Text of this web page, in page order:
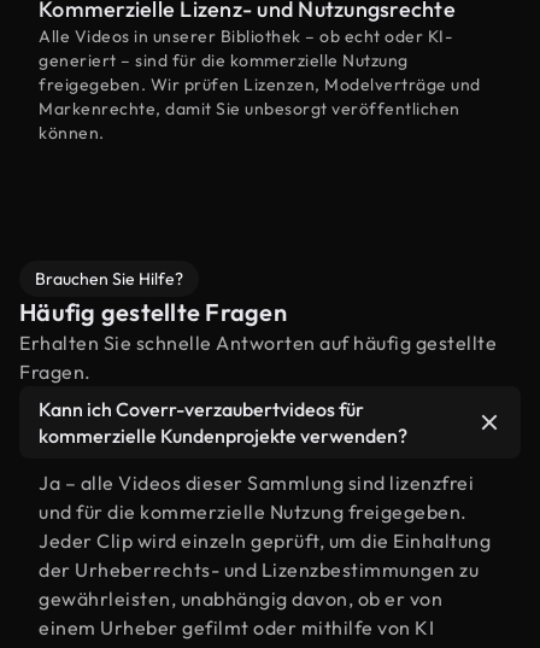
Kommerzielle Lizenz- und Nutzungsrechte
Alle Videos in unserer Bibliothek – ob echt oder KI-
generiert – sind für die kommerzielle Nutzung
freigegeben. Wir prüfen Lizenzen, Modelverträge und
Markenrechte, damit Sie unbesorgt veröffentlichen
können.
Brauchen Sie Hilfe?
Häufig gestellte Fragen
Erhalten Sie schnelle Antworten auf häufig gestellte
Fragen.
Kann ich Coverr-verzaubertvideos für
kommerzielle Kundenprojekte verwenden?
Ja – alle Videos dieser Sammlung sind lizenzfrei
und für die kommerzielle Nutzung freigegeben.
Jeder Clip wird einzeln geprüft, um die Einhaltung
der Urheberrechts- und Lizenzbestimmungen zu
gewährleisten, unabhängig davon, ob er von
einem Urheber gefilmt oder mithilfe von KI